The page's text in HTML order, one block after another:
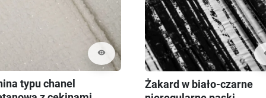
visibility
typu chanel
Żakard w biało-czarne